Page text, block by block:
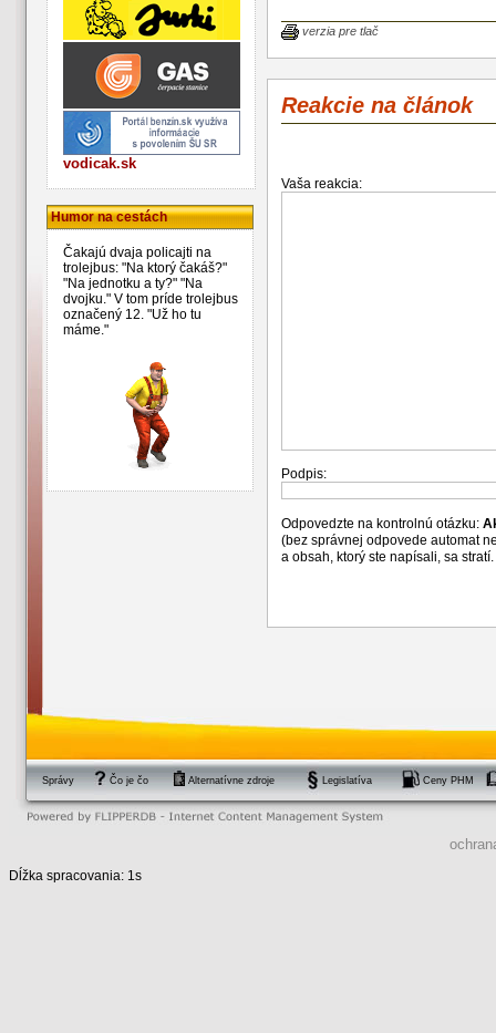
vodicak.sk
Humor na cestách
Čakajú dvaja policajti na
trolejbus: "Na ktorý čakáš?"
"Na jednotku a ty?" "Na
dvojku." V tom príde trolejbus
označený 12. "Už ho tu
máme."
verzia pre tlač
Reakcie na článok
Vaša reakcia:
Podpis:
Odpovedzte na kontrolnú otázku:
(bez správnej odpovede automat
a obsah, ktorý ste napísali, sa
Správy Čo je čo Alternatívne zdroje Legislatíva Ceny PHM
Dĺžka spracovania: 1s